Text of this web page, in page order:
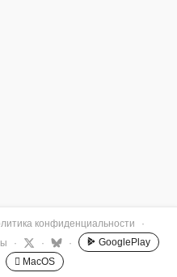
конфиденциальности
·
· · ·
GooglePlay
 MacOS